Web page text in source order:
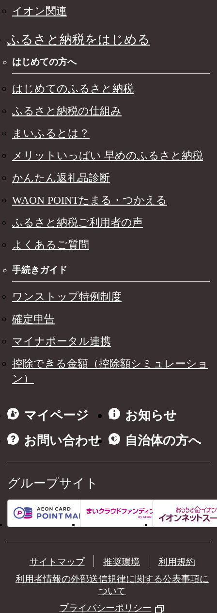
イオン関連
ふるさと納税をはじめる
はじめての方へ
はじめてのふるさと納税
ふるさと納税の仕組み
まいふるとは？
メリットいっぱい 早めのふるさと納税
かんたん返礼品診断
WAON POINTたまる・つかえる
ふるさと納税ご利用者の声
よくあるご質問
手続きガイド
ワンストップ特例制度
確定申告
マイナポータル連携
控除できる金額（控除額シミュレーショ
ン）
マイページ
お知らせ
お問い合わせ
自治体の方へ
グループサイト
サイトマップ 推奨環境
利用規約
利用者情報の外部送信規律に関する公表事項に
ついて
プライバシーポリシー